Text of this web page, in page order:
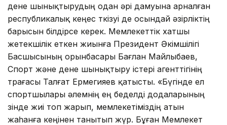
дене шынықтырудың одан әрі дамуына арналған
республикалық кеңес өткізуі де осындай әзірліктің
барысын білдірсе керек. Мемлекеттік хатшы
жетекшілік еткен жиынға Президент Әкімшілігі
Басшысының орынбасары Бағлан Майлыбаев,
Спорт және дене шынықтыру істері агенттігінің
төрағасы Талғат Ермегияев қатысты. «Бү­­­гінде ел
спортшылары әлемнің ең бе­­­дел­ді до­да­ларының
өзінде жиі топ жарып, мемлекетіміздің атын
жаһанға кеңінен танытып жүр. Бұған Мемлекет